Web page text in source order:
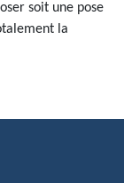
soit une pose
la